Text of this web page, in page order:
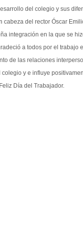
del colegio y sus
cabeza del rector Óscar
integración en la que se
a todos por el trabajo
de las relaciones
y e influye
Día del Trabajador.